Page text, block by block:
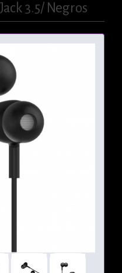
3.5/ Negros